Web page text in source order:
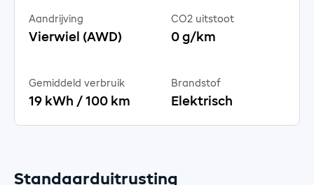
Aandrijving
Vierwiel (AWD)
CO2 uitstoot
0 g/km
Gemiddeld verbruik
19 kWh / 100 km
Brandstof
Elektrisch
Standaarduitrusting